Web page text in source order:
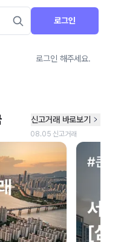
로그인
로그인 해주세요.